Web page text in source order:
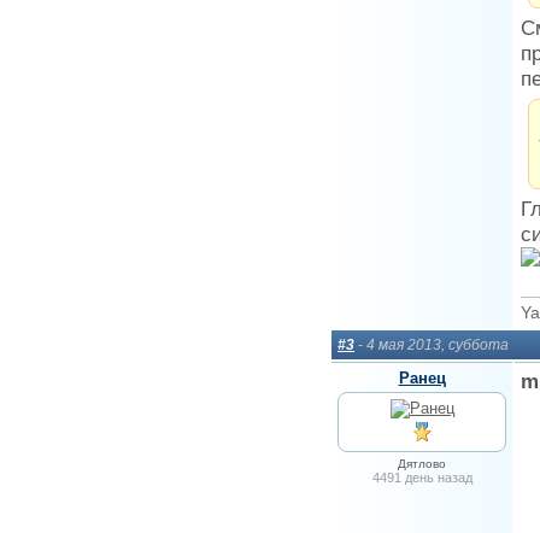
#3 - 4 мая 2013, суббота
Ранец
Дятлово
4491 день назад